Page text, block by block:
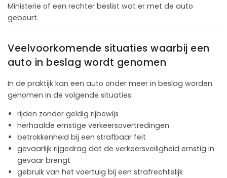
Ministerie of een rechter beslist wat er met de auto
gebeurt.
Veelvoorkomende situaties waarbij een
auto in beslag wordt genomen
In de praktijk kan een auto onder meer in beslag worden
genomen in de volgende situaties:
rijden zonder geldig rijbewijs
herhaalde ernstige verkeersovertredingen
betrokkenheid bij een strafbaar feit
gevaarlijk rijgedrag dat de verkeersveiligheid ernstig in
gevaar brengt
gebruik van het voertuig bij een strafrechtelijk